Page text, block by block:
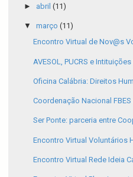
► abril (11)
▼ março (11)
Encontro Virtual de Nov@s
AVESOL, PUCRS e
Oficina Calábria: Direitos
Coordenação Nacional
Ser Ponte: parceria entre
Encontro Virtual Voluntários
Encontro Virtual Rede Ideia